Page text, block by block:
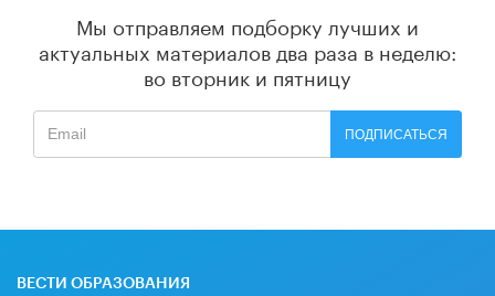
Мы отправляем подборку лучших и
актуальных материалов два раза в неделю:
во вторник и пятницу
ПОДПИСАТЬСЯ
ВЕСТИ ОБРАЗОВАНИЯ